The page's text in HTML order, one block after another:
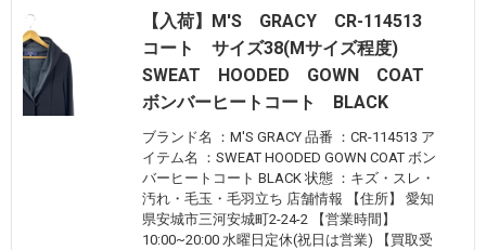
【入荷】M'S GRACY CR-114513
コート サイズ38(Mサイズ程度)
SWEAT HOODED GOWN COAT
ボンバーヒートコート BLACK
ブランド名 ：M'S GRACY 品番 ：CR-114513 ア
イテム名 ：SWEAT HOODED GOWN COAT ボン
バーヒートコート BLACK 状態 ：キズ・スレ・
汚れ・毛玉・毛羽立ち 店舗情報 【住所】 愛知
県安城市三河安城町2-24-2 【営業時間】
10:00~20:00 水曜日定休(祝日は営業) 【買取受